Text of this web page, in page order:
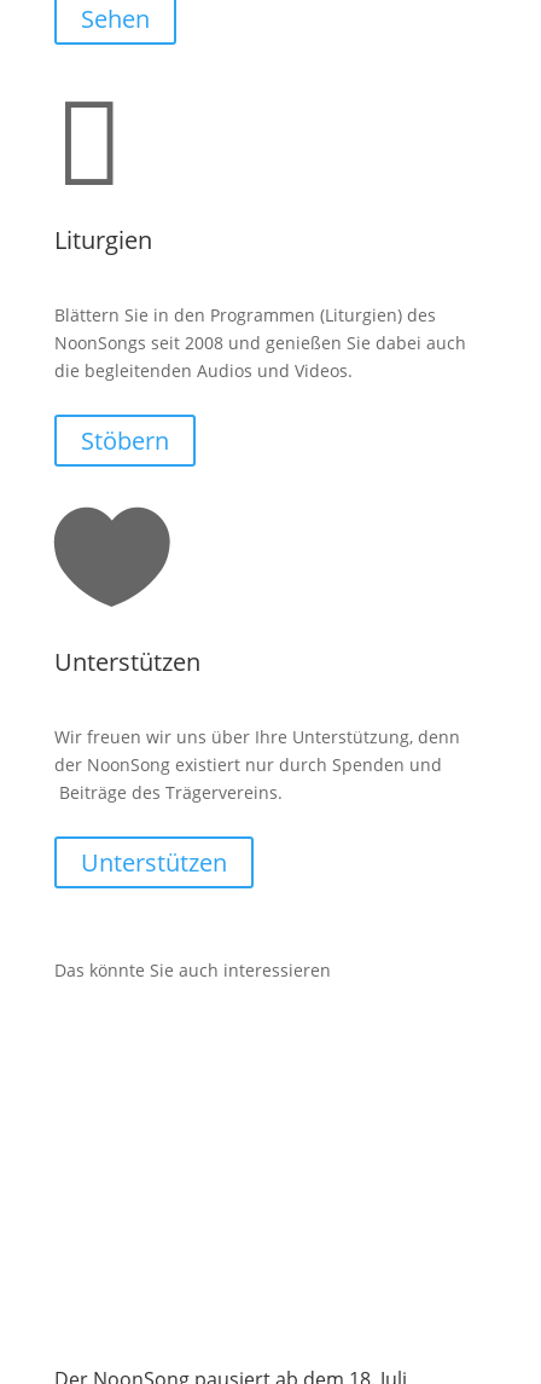
Sehen

Liturgien
Blättern Sie in den Programmen (Liturgien) des
NoonSongs seit 2008 und genießen Sie dabei auch
die begleitenden Audios und Videos.
Stöbern

Unterstützen
Wir freuen wir uns über Ihre Unterstützung, denn
der NoonSong existiert nur durch Spenden und
Beiträge des Trägervereins.
Unterstützen
Das könnte Sie auch interessieren